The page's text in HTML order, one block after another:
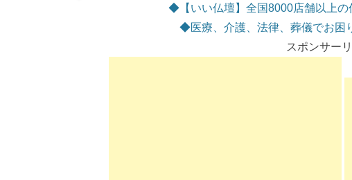
◆【いい仏壇】全国8000店舗以上の
◆医療、介護、法律、葬儀でお困
スポンサー